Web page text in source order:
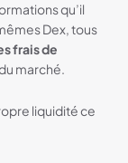
qu’il
Dex, tous
frais de
marché.
liquidité ce